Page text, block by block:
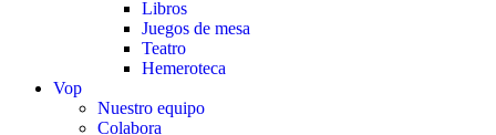
Libros
Juegos de mesa
Teatro
Hemeroteca
Vop
Nuestro equipo
Colabora